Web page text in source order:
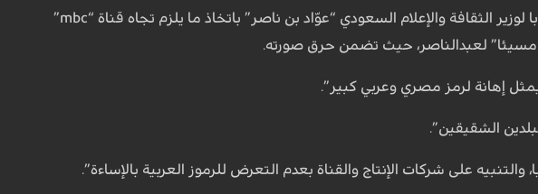
ووجه مكرم محمد أحمد، رئيس المجلس الأعلى للإعلام (رسمي) بمصر، كتابا لوزير الثقافة والإعلام السعودي “عوّاد بن ناصر” باتخاذ ما يلزم تجاه قناة “mbc”
لعبدالناصر، حيث تضمن حرق صورته.
إهانة لرمز مصري وعربي كبير”.
الشقيقين”.
والتنبيه على شركات الإنتاج والقناة بعدم التعرض للرموز العربية بالإساءة”.